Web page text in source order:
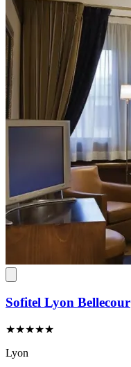
Sofitel Lyon Bellecour
★★★★★
Lyon